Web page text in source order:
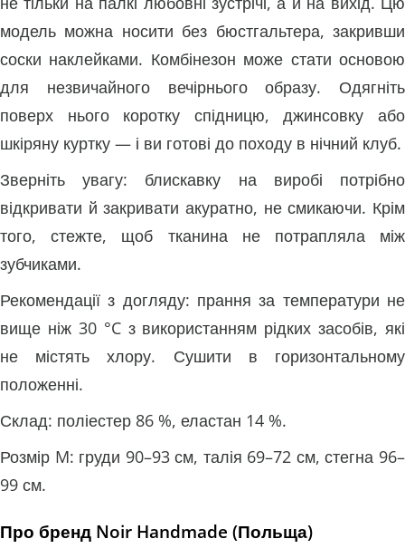
модель можна носити без бюстгальтера, закривши
соски наклейками. Комбінезон може стати основою
для незвичайного вечірнього образу. Одягніть
поверх нього коротку спідницю, джинсовку або
шкіряну куртку — і ви готові до походу в нічний клуб.
Зверніть увагу: блискавку на виробі потрібно
відкривати й закривати акуратно, не смикаючи. Крім
того, стежте, щоб тканина не потрапляла між
зубчиками.
Рекомендації з догляду: прання за температури не
вище ніж 30 °C з використанням рідких засобів, які
не містять хлору. Сушити в горизонтальному
положенні.
Склад: поліестер 86 %, еластан 14 %.
Розмір M: груди 90–93 см, талія 69–72 см, стегна 96–
99 см.
Про бренд Noir Handmade (Польща)